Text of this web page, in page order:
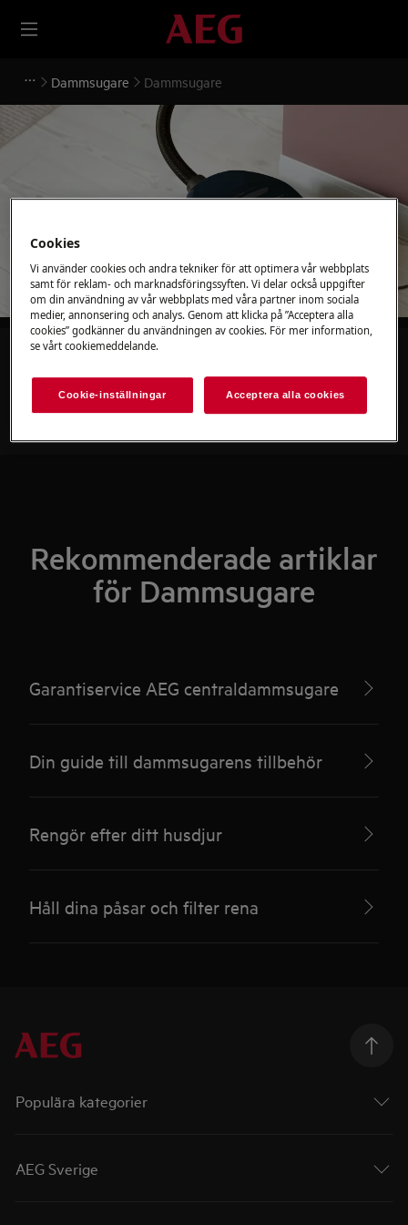
Dammsugare Dammsugare
Rekommenderade artiklar
för Dammsugare
Garantiservice AEG centraldammsugare
Din guide till dammsugarens tillbehör
Rengör efter ditt husdjur
Håll dina påsar och filter rena
Populära kategorier
AEG Sverige
Cookies
Vi använder cookies och andra tekniker för att optimera vår webbplats
samt för reklam- och marknadsföringssyften. Vi delar också uppgifter
om din användning av vår webbplats med våra partner inom sociala
medier, annonsering och analys. Genom att klicka på ”Acceptera alla
cookies” godkänner du användningen av cookies. För mer information,
se vårt cookiemeddelande.
Cookie-inställningar Acceptera alla cookies